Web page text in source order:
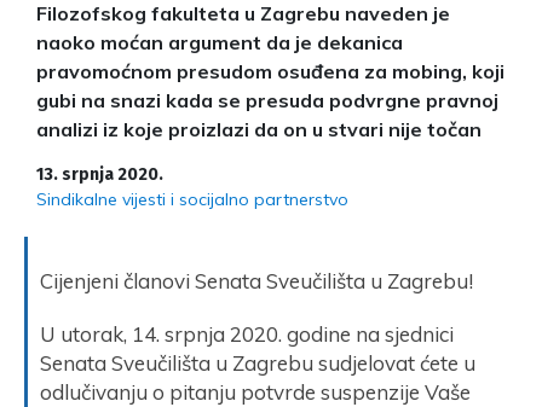
Filozofskog fakulteta u Zagrebu naveden je
naoko moćan argument da je dekanica
pravomoćnom presudom osuđena za mobing, koji
gubi na snazi kada se presuda podvrgne pravnoj
analizi iz koje proizlazi da on u stvari nije točan
13. srpnja 2020.
Sindikalne vijesti i socijalno partnerstvo
Cijenjeni članovi Senata Sveučilišta u Zagrebu!
U utorak, 14. srpnja 2020. godine na sjednici
Senata Sveučilišta u Zagrebu sudjelovat ćete u
odlučivanju o pitanju potvrde suspenzije Vaše